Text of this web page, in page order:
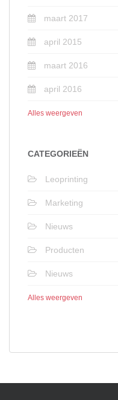
maart 2017
april 2015
maart 2016
april 2016
Alles weergeven
CATEGORIEËN
Leoprinting
Marketing
Nieuws
Producten
Nieuws
Alles weergeven